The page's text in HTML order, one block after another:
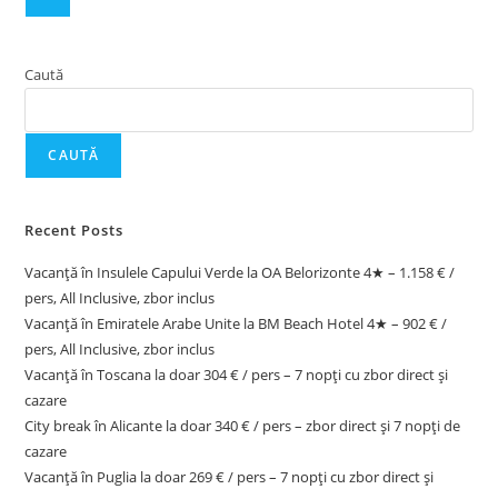
Caută
CAUTĂ
Recent Posts
Vacanță în Insulele Capului Verde la OA Belorizonte 4★ – 1.158 € /
pers, All Inclusive, zbor inclus
Vacanță în Emiratele Arabe Unite la BM Beach Hotel 4★ – 902 € /
pers, All Inclusive, zbor inclus
Vacanță în Toscana la doar 304 € / pers – 7 nopți cu zbor direct și
cazare
City break în Alicante la doar 340 € / pers – zbor direct și 7 nopți de
cazare
Vacanță în Puglia la doar 269 € / pers – 7 nopți cu zbor direct și